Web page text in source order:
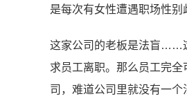
是每次有女性遭遇职场性
这家公司的老板是法盲……
求员工离职。那么员工完
司，难道公司里就没有一